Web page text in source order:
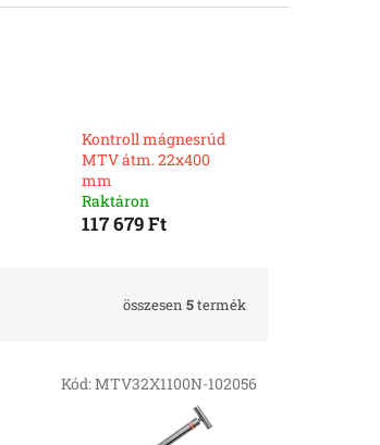
Kontroll mágnesrúd
MTV átm. 22x400
mm
Raktáron
117 679 Ft
összesen 5termék
Kód:MTV32X1100N-102056